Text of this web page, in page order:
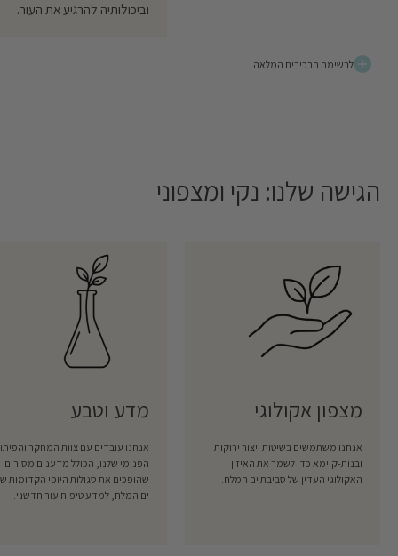
וביכולותיה להרגיע את העור.
לרשימת הרכיבים המלאה
הגישה שלנו: נקי ומצפוני
מצפון אקולוגי
אנחנו משתמשים בשיטות ייצור ירוקות
ובנות-קיימא כדי לשמר את האיזון
האקולוגי העדין של סביבת ים המלח.
מדע וטבע
אנחנו עובדים עם צוות המחקר
הפנימי שלנו, הכולל מדענים מסורים
שהופכים את סגולות היופי הקדומות
ים המלח, למדע טיפוח עור חדשני.